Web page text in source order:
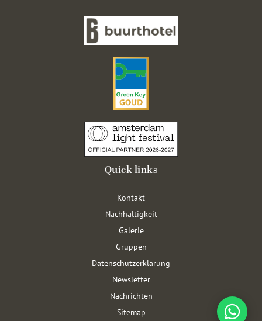
Quick links
Kontakt
Nachhaltigkeit
Galerie
Gruppen
Datenschutzerklärung
Newsletter
Nachrichten
Sitemap